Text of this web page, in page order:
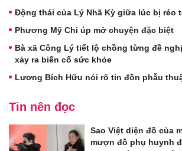
Động thái của Lý Nhã Kỳ giữa lúc bị réo
Phương Mỹ Chi úp mở chuyện đặc biệt
Bà xã Công Lý tiết lộ chồng từng đề
xảy ra biến cố sức khỏe
Lương Bích Hữu nói rõ tin đồn phẫu
Tin nên đọc
Sao Việt diện đồ của
mượn đồ phụ huynh